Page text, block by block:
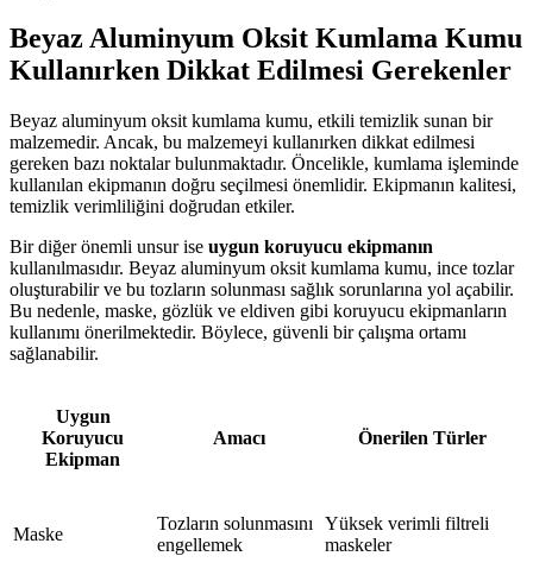
Beyaz Aluminyum Oksit Kumlama Kumu
Kullanırken Dikkat Edilmesi Gerekenler
Beyaz aluminyum oksit kumlama kumu, etkili temizlik sunan bir
malzemedir. Ancak, bu malzemeyi kullanırken dikkat edilmesi
gereken bazı noktalar bulunmaktadır. Öncelikle, kumlama işleminde
kullanılan ekipmanın doğru seçilmesi önemlidir. Ekipmanın kalitesi,
temizlik verimliliğini doğrudan etkiler.
Bir diğer önemli unsur ise uygun koruyucu ekipmanın
kullanılmasıdır. Beyaz aluminyum oksit kumlama kumu, ince tozlar
oluşturabilir ve bu tozların solunması sağlık sorunlarına yol açabilir.
Bu nedenle, maske, gözlük ve eldiven gibi koruyucu ekipmanların
kullanımı önerilmektedir. Böylece, güvenli bir çalışma ortamı
sağlanabilir.
Uygun
Koruyucu
Ekipman
Amacı Önerilen Türler
Maske
Tozların solunmasını
engellemek
Yüksek verimli filtreli
maskeler